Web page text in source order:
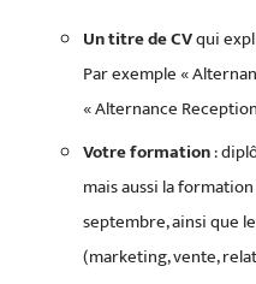
Un titre de CVqui
Par exemple «
« Alternance
Votre formation:
mais aussi la
septembre, ainsi que
(marketing, vente,